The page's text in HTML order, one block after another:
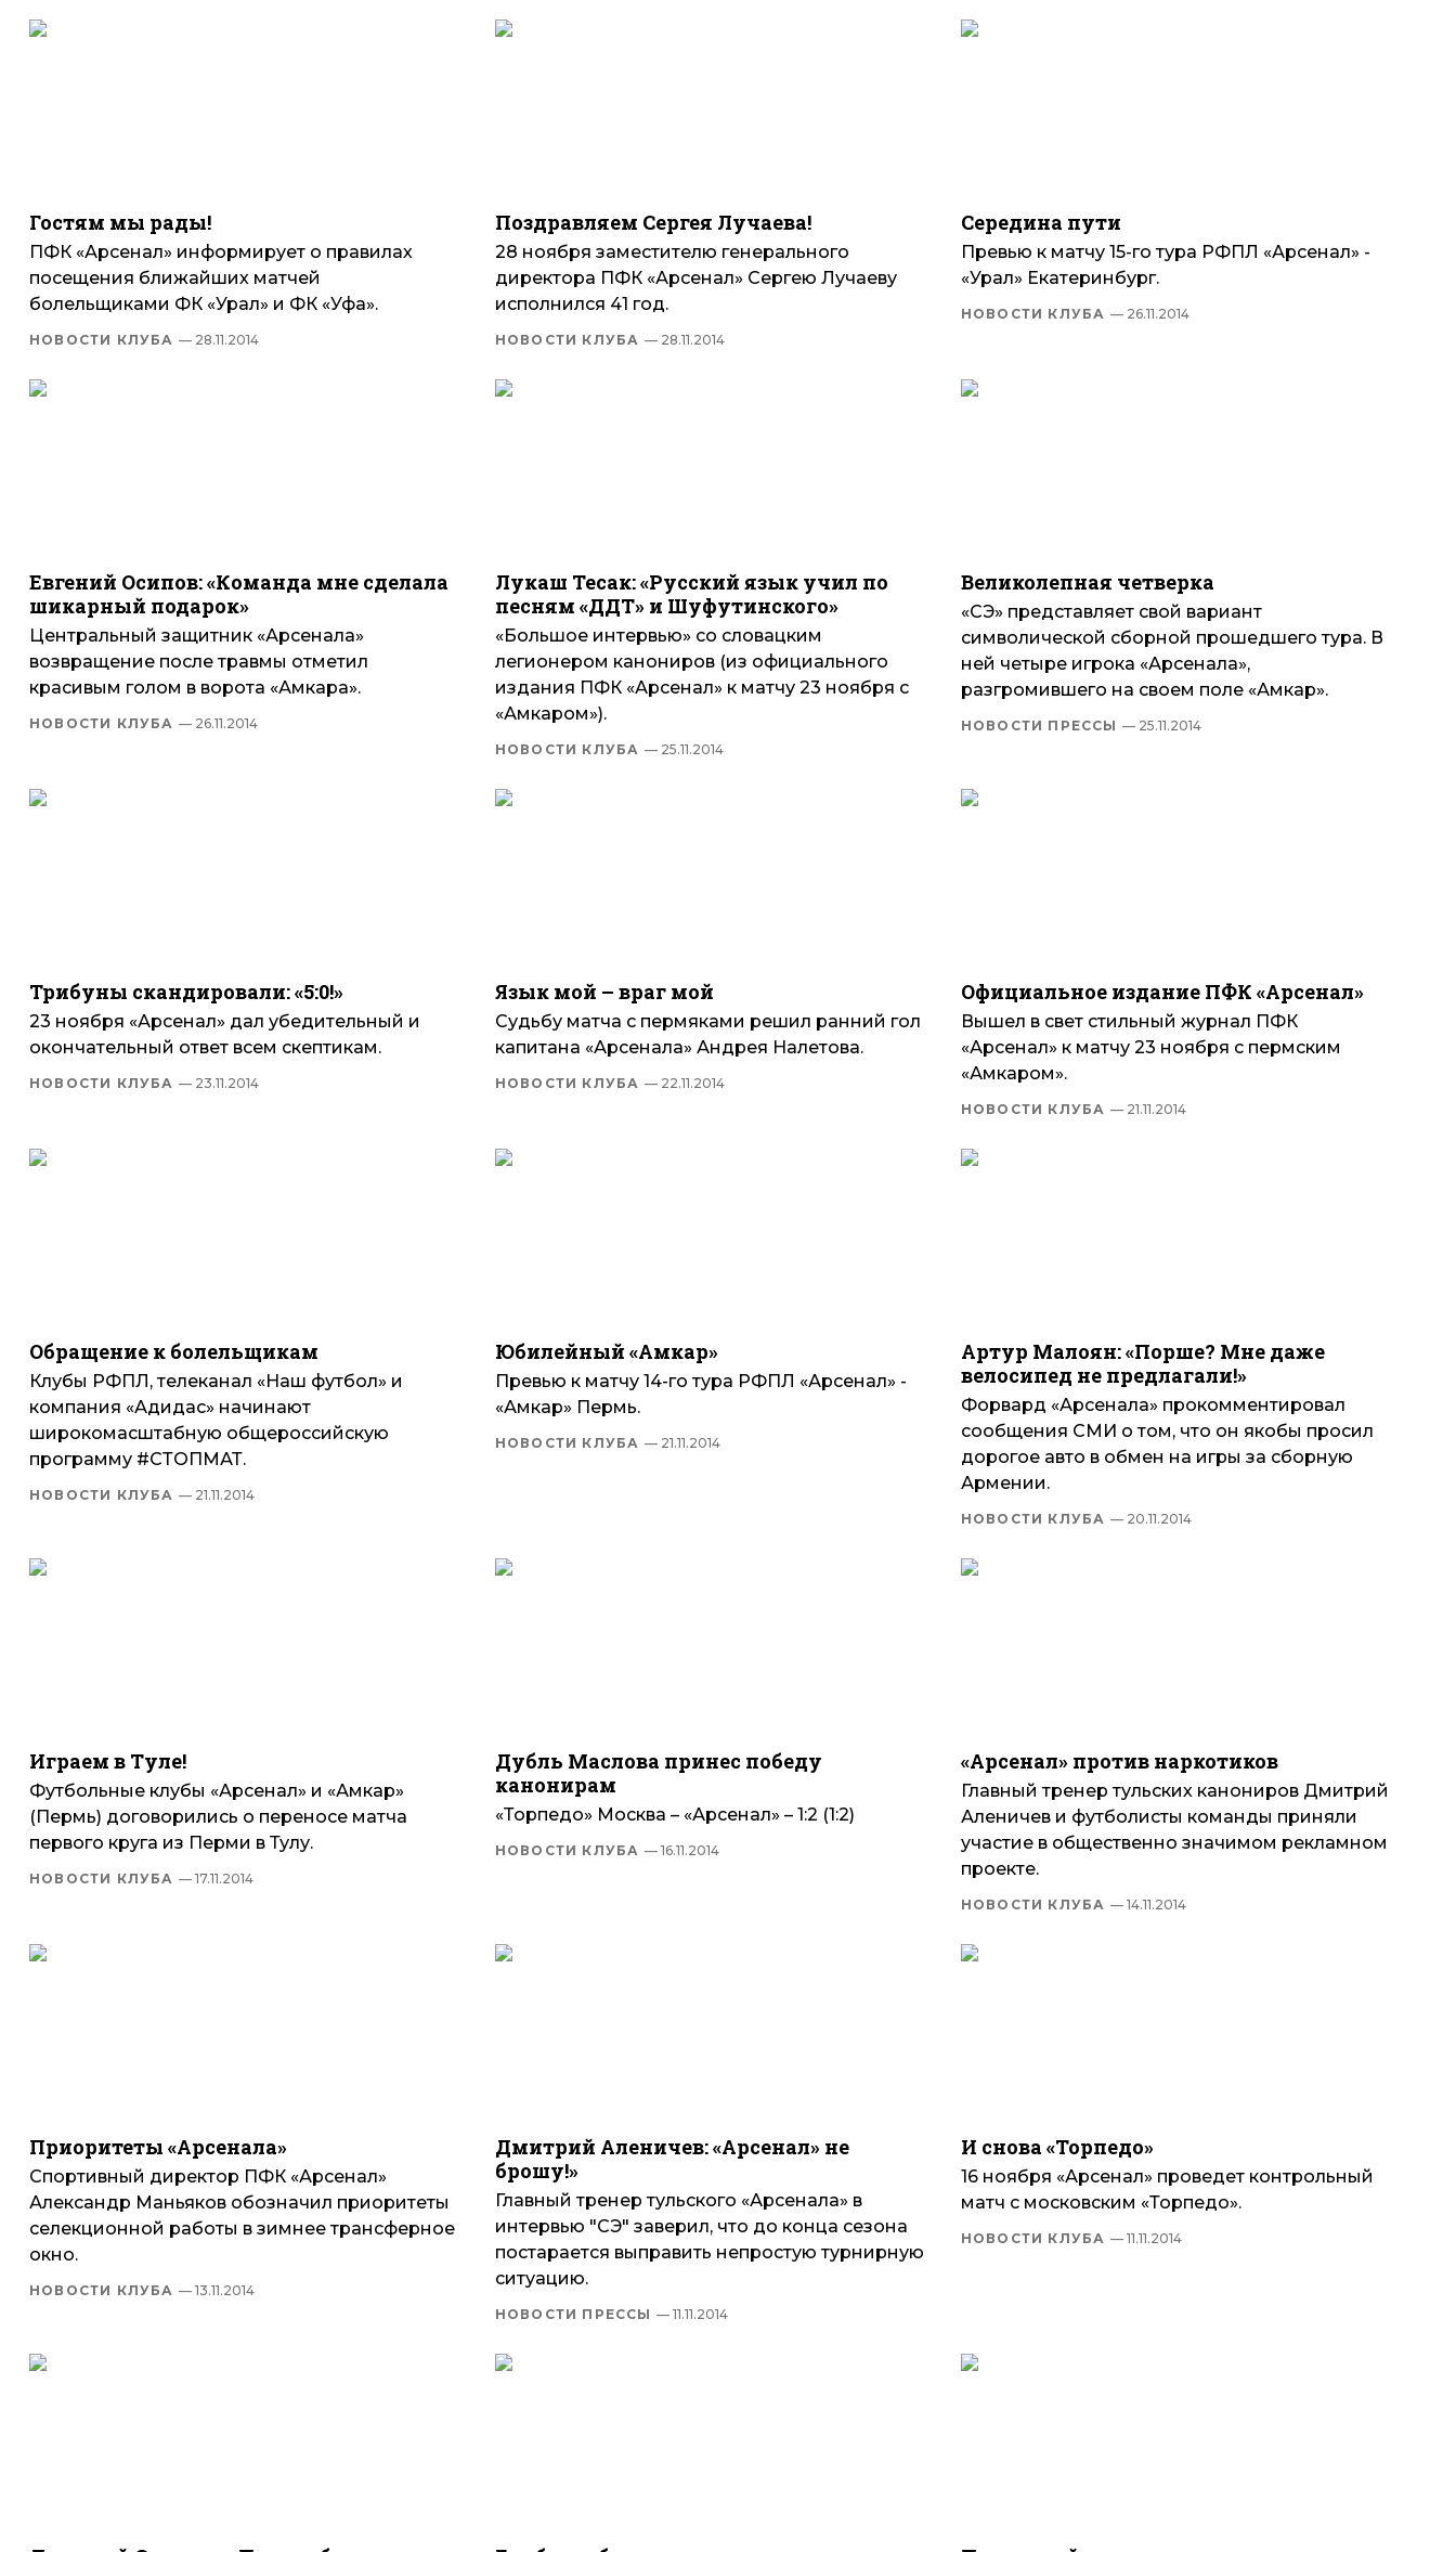
Гостям мы рады!
ПФК «Арсенал» информирует о правилах
посещения ближайших матчей
болельщиками ФК «Урал» и ФК «Уфа».
НОВОСТИ КЛУБА — 28.11.2014
Поздравляем Сергея Лучаева!
28 ноября заместителю генерального
директора ПФК «Арсенал» Сергею Лучаеву
исполнился 41 год.
НОВОСТИ КЛУБА — 28.11.2014
Середина пути
Превью к матчу 15-го тура РФПЛ «Арсенал» -
«Урал» Екатеринбург.
НОВОСТИ КЛУБА — 26.11.2014
Евгений Осипов: «Команда мне сделала
шикарный подарок»
Центральный защитник «Арсенала»
возвращение после травмы отметил
красивым голом в ворота «Амкара».
НОВОСТИ КЛУБА — 26.11.2014
Лукаш Тесак: «Русский язык учил по
песням «ДДТ» и Шуфутинского»
«Большое интервью» со словацким
легионером канониров (из официального
издания ПФК «Арсенал» к матчу 23 ноября с
«Амкаром»).
НОВОСТИ КЛУБА — 25.11.2014
Великолепная четверка
«СЭ» представляет свой вариант
символической сборной прошедшего тура. В
ней четыре игрока «Арсенала»,
разгромившего на своем поле «Амкар».
НОВОСТИ ПРЕССЫ — 25.11.2014
Трибуны скандировали: «5:0!»
23 ноября «Арсенал» дал убедительный и
окончательный ответ всем скептикам.
НОВОСТИ КЛУБА — 23.11.2014
Язык мой – враг мой
Судьбу матча с пермяками решил ранний гол
капитана «Арсенала» Андрея Налетова.
НОВОСТИ КЛУБА — 22.11.2014
Официальное издание ПФК «Арсенал»
Вышел в свет стильный журнал ПФК
«Арсенал» к матчу 23 ноября с пермским
«Амкаром».
НОВОСТИ КЛУБА — 21.11.2014
Обращение к болельщикам
Клубы РФПЛ, телеканал «Наш футбол» и
компания «Адидас» начинают
широкомасштабную общероссийскую
программу #СТОПМАТ.
НОВОСТИ КЛУБА — 21.11.2014
Юбилейный «Амкар»
Превью к матчу 14-го тура РФПЛ «Арсенал» -
«Амкар» Пермь.
НОВОСТИ КЛУБА — 21.11.2014
Артур Малоян: «Порше? Мне даже
велосипед не предлагали!»
Форвард «Арсенала» прокомментировал
сообщения СМИ о том, что он якобы просил
дорогое авто в обмен на игры за сборную
Армении.
НОВОСТИ КЛУБА — 20.11.2014
Играем в Туле!
Футбольные клубы «Арсенал» и «Амкар»
(Пермь) договорились о переносе матча
первого круга из Перми в Тулу.
НОВОСТИ КЛУБА — 17.11.2014
Дубль Маслова принес победу
канонирам
«Торпедо» Москва – «Арсенал» – 1:2 (1:2)
НОВОСТИ КЛУБА — 16.11.2014
«Арсенал» против наркотиков
Главный тренер тульских канониров Дмитрий
Аленичев и футболисты команды приняли
участие в общественно значимом рекламном
проекте.
НОВОСТИ КЛУБА — 14.11.2014
Приоритеты «Арсенала»
Спортивный директор ПФК «Арсенал»
Александр Маньяков обозначил приоритеты
селекционной работы в зимнее трансферное
окно.
НОВОСТИ КЛУБА — 13.11.2014
Дмитрий Аленичев: «Арсенал» не
брошу!»
Главный тренер тульского «Арсенала» в
интервью "СЭ" заверил, что до конца сезона
постарается выправить непростую турнирную
ситуацию.
НОВОСТИ ПРЕССЫ — 11.11.2014
И снова «Торпедо»
16 ноября «Арсенал» проведет контрольный
матч с московским «Торпедо».
НОВОСТИ КЛУБА — 11.11.2014